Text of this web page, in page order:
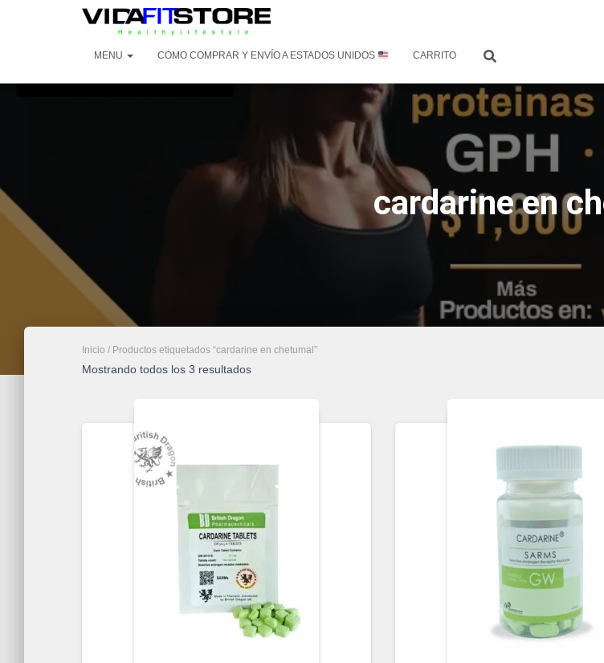
MENU COMO COMPRAR Y ENVÍO A ESTADOS UNIDOS CARRITO
cardarine en
Inicio / Productos etiquetados “cardarine en chetumal”
Mostrando todos los 3 resultados